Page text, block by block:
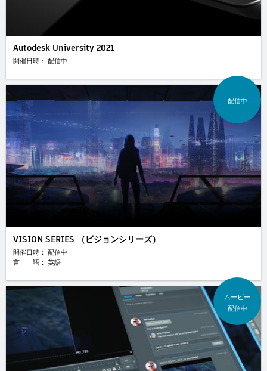
Autodesk University 2021
開催日時： 配信中
配信中
VISION SERIES （ビジョンシリーズ）
開催日時： 配信中
言 語： 英語
ムービー
配信中